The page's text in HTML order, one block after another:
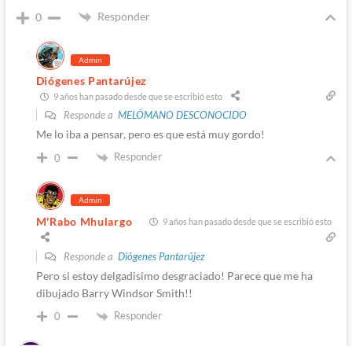
0 Responder
Admin
Diógenes Pantarújez
9 años han pasado desde que se escribió esto
Responde a MELÓMANO DESCONOCIDO
Me lo iba a pensar, pero es que está muy gordo!
0 Responder
Admin
M'Rabo Mhulargo 9 años han pasado desde que se escribió esto
Responde a Diógenes Pantarújez
Pero si estoy delgadisimo desgraciado! Parece que me ha
dibujado Barry Windsor Smith!!
0 Responder